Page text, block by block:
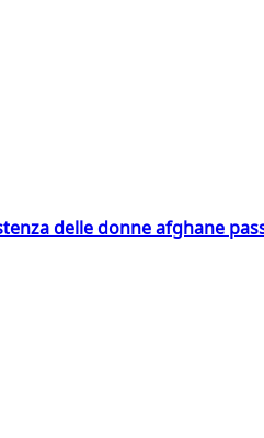
delle donne afghane